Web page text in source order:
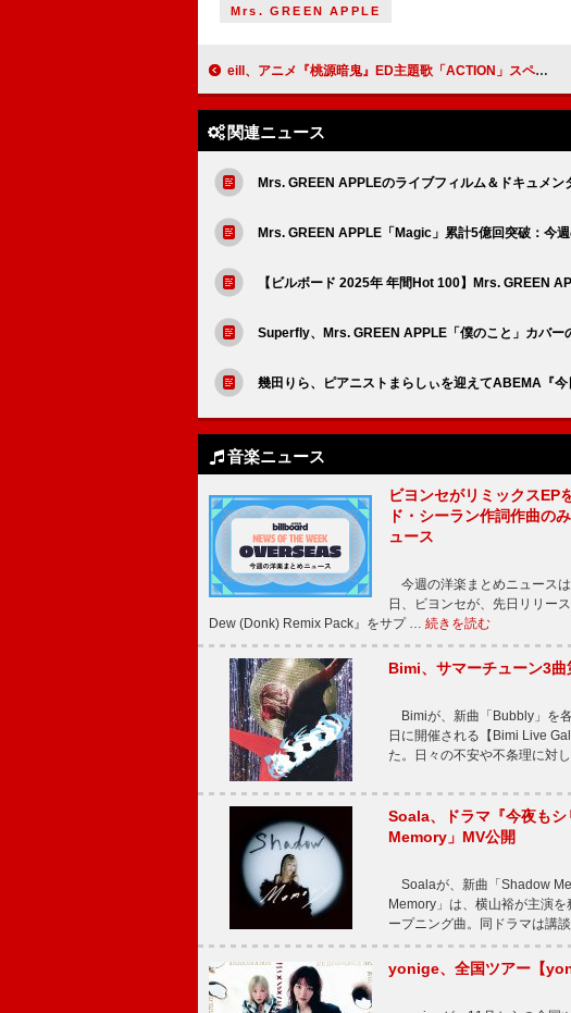
Mrs. GREEN APPLE
eill、アニメ『桃源暗鬼』ED主題歌「ACTION」スペシャルMVを公開
関連ニュース
Mrs. GREEN APPLEのライブフィルム＆ドキュメ
Mrs. GREEN APPLE「Magic」累計5億回突破：今
【ビルボード 2025年 年間Hot 100】Mrs. GREEN
Superfly、Mrs. GREEN APPLE「僕のこと」カバー
幾田りら、ピアニストまらしぃを迎えてABEMA『
音楽ニュース
ビヨンセがリミックスEP
ド・シーラン作詞作曲の
ュース
今週の洋楽まとめニュース
日、ビヨンセが、先日リリー
Dew (Donk) Remix Pack』をサプ … 続きを読む
Bimi、サマーチューン3
Bimiが、新曲「Bubbly」を
日に開催される【Bimi Live
た。日々の不安や不条理に対
Soala、ドラマ『今夜も
Memory」MV公開
Soalaが、新曲「Shadow
Memory」は、横山裕が主演
ープニング曲。同ドラマは講
yonige、全国ツアー【